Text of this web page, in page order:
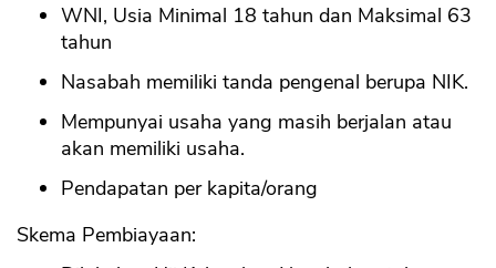
WNI, Usia Minimal 18 tahun dan Maksimal 63
tahun
Nasabah memiliki tanda pengenal berupa NIK.
Mempunyai usaha yang masih berjalan atau
akan memiliki usaha.
Pendapatan per kapita/orang
Skema Pembiayaan: